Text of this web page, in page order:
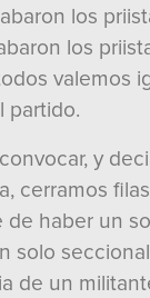
los
los
valemos
partido.
y
cerramos
haber un
solo
de un